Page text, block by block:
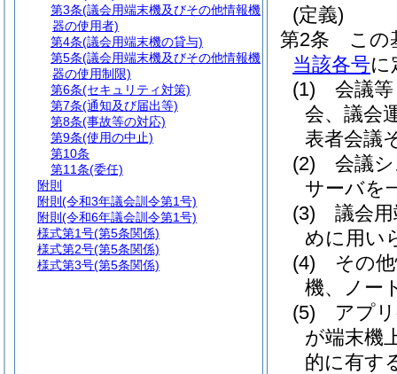
(定義)
第2条
この
当該各号に
(1)
会議
会、議会
表者会議
(2)
会議
サーバを
(3)
議会
めに用い
(4)
その
機、ノー
(5)
アプ
が端末機
的に有す
第3条(議会用端末機及びその他情報機
器の使用者)
第4条(議会用端末機の貸与)
第5条(議会用端末機及びその他情報機
器の使用制限)
第6条(セキュリティ対策)
第7条(通知及び届出等)
第8条(事故等の対応)
第9条(使用の中止)
第10条
第11条(委任)
附則
附則 (令和3年議会訓令第1号)
附則 (令和6年議会訓令第1号)
様式第1号(第5条関係)
様式第2号(第5条関係)
様式第3号(第5条関係)